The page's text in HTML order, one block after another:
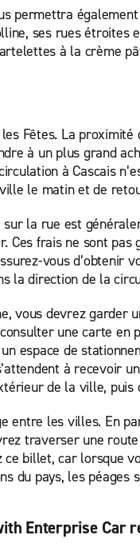
permettra
ses rues étroites
à la crème
Fêtes. La
à un plus grand
à Cascais
le matin et de
la rue est
Ces frais ne sont
vous
la direction de la
vous devrez
une carte
espace de
à recevoir
de la ville,
entre les villes. En
traverser une
ce billet, car lorsque
du pays, les
Enterprise Car